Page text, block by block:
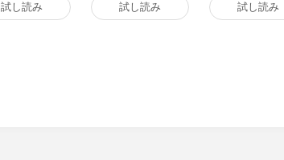
試し読み 試し読み 試し読み